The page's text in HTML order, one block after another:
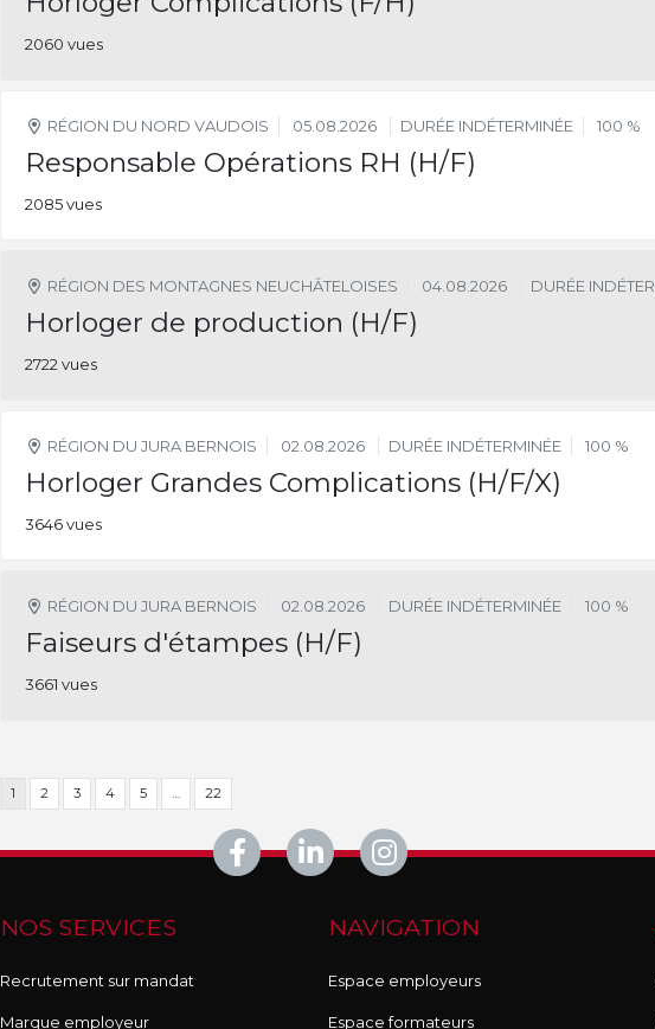
2060 vues
RÉGION DU NORD VAUDOIS 05.08.2026 DURÉE INDÉTERMINÉE 100 %
Responsable Opérations RH (H/F)
2085 vues
RÉGION DES MONTAGNES NEUCHÂTELOISES 04.08.2026 DURÉE
Horloger de production (H/F)
2722 vues
RÉGION DU JURA BERNOIS 02.08.2026 DURÉE INDÉTERMINÉE 100 %
Horloger Grandes Complications (H/F/X)
3646 vues
RÉGION DU JURA BERNOIS 02.08.2026 DURÉE INDÉTERMINÉE 100 %
Faiseurs d'étampes (H/F)
3661 vues
1 2 3 4 5 22
NOS SERVICES
Recrutement sur mandat
Marque employeur
NAVIGATION
Espace employeurs
Espace formateurs